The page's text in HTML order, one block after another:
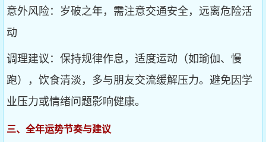
意外风险：岁破之年，需注意交通安全，远离危险活
动
调理建议：保持规律作息，适度运动（如瑜伽、慢
跑），饮食清淡，多与朋友交流缓解压力。避免因学
业压力或情绪问题影响健康。
三、全年运势节奏与建议